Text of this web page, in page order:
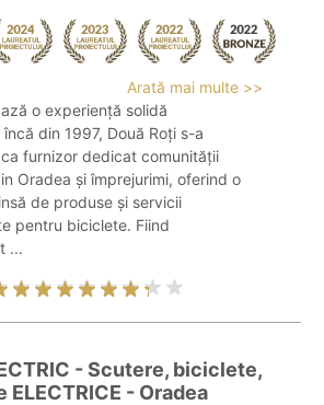
Arată mai multe >>
o experiență solidă
din 1997, Două Roți s-a
furnizor dedicat comunității
Oradea și împrejurimi, oferind o
de produse și servicii
pentru biciclete. Fiind
...
- Scutere, biciclete,
- Oradea